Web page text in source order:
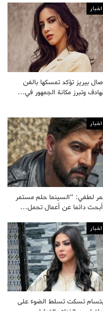
اخبار
بيريز تؤكد تمسكها بالفن
وتبرز مكانة الجمهور في…
اخبار
لطفي: “السينما حلم مستمر
دائما عن أعمال تحمل…
اخبار
تسكت تسلط الضوء على